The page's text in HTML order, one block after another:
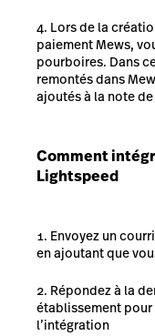
Lors de la
paiement Mews,
pourboires. Dans
remontés dans
ajoutés à la note
Comment
Lightspeed
Envoyez un
en ajoutant que
Répondez à la
établissement
l’intégration